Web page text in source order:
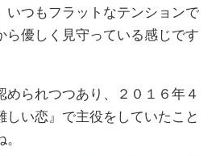
いつもフラットなテンションで
ら優しく見守っている感じです
められつつあり、２０１６年４
しい恋』で主役をしていたこと